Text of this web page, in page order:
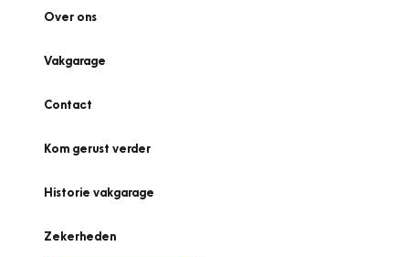
Over ons
Vakgarage
Contact
Kom gerust verder
Historie vakgarage
Zekerheden